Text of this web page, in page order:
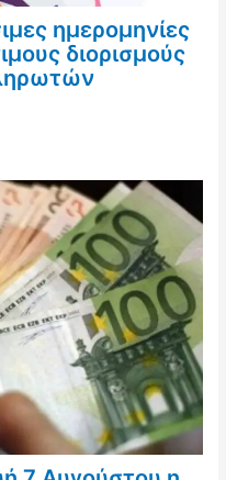
ημερομηνίες
διορισμούς